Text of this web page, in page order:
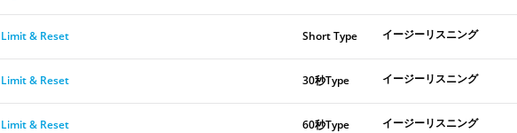
Limit & Reset Short Type イージーリスニング
Limit & Reset 30秒Type イージーリスニング
Limit & Reset 60秒Type イージーリスニング